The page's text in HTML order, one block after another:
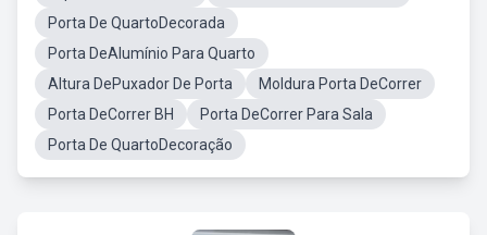
Porta De QuartoDecorada
Porta DeAlumínio Para Quarto
Altura DePuxador De Porta
Moldura Porta DeCorrer
Porta DeCorrer BH
Porta DeCorrer Para Sala
Porta De QuartoDecoração